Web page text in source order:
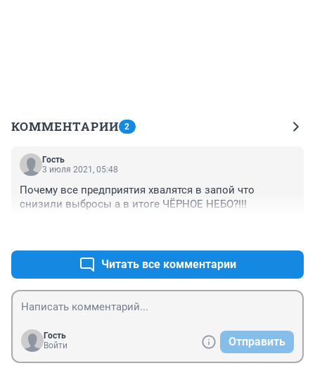
КОММЕНТАРИИ 2
Гость
3 июля 2021, 05:48
Почему все предприятия хвалятся в запой что
снизили выбросы а в итоге ЧЁРНОЕ НЕБО?!!!
Читать все комментарии
Гость
Войти
Отправить